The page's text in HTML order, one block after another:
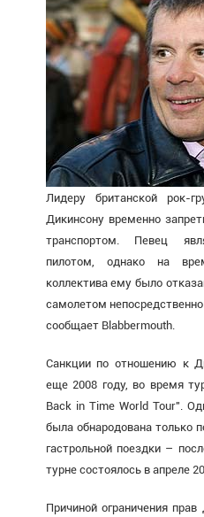
Лидеру британской рок-
Дикинсону временно
транспортом. Певец
пилотом, однако на
коллектива ему было
самолетом
сообщает Blabbermouth.
Санкции по отношению к
еще 2008 году, во время
Back in Time World Tour".
была обнародована только
гастрольной поездки –
турне состоялось в апреле
Причиной ограничения